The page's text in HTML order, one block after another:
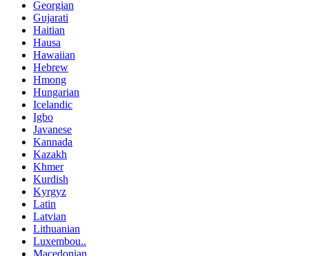
Georgian
Gujarati
Haitian
Hausa
Hawaiian
Hebrew
Hmong
Hungarian
Icelandic
Igbo
Javanese
Kannada
Kazakh
Khmer
Kurdish
Kyrgyz
Latin
Latvian
Lithuanian
Luxembou..